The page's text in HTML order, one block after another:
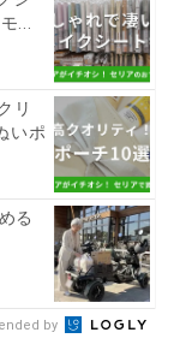
...
リ
いポ
る
by